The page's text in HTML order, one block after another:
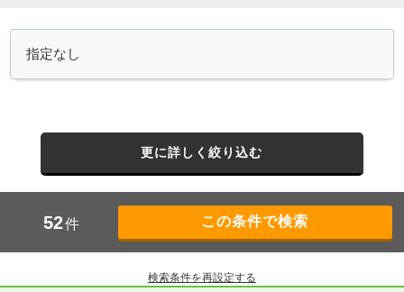
更に詳しく絞り込む
52件
検索条件を再設定する